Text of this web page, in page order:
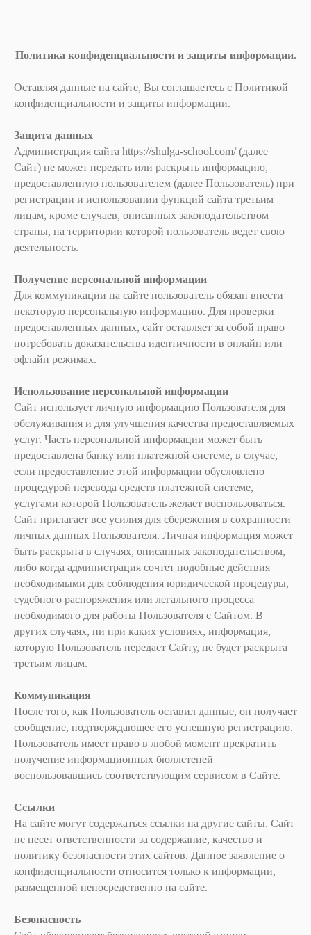
Политика конфиденциальности и защиты информации.
Оставляя данные на сайте, Вы соглашаетесь с Политикой
конфиденциальности и защиты информации.
Защита данных
Администрация сайта https://shulga-school.com/ (далее
Сайт) не может передать или раскрыть информацию,
предоставленную пользователем (далее Пользователь) при
регистрации и использовании функций сайта третьим
лицам, кроме случаев, описанных законодательством
страны, на территории которой пользователь ведет свою
деятельность.
Получение персональной информации
Для коммуникации на сайте пользователь обязан внести
некоторую персональную информацию. Для проверки
предоставленных данных, сайт оставляет за собой право
потребовать доказательства идентичности в онлайн или
офлайн режимах.
Использование персональной информации
Сайт использует личную информацию Пользователя для
обслуживания и для улучшения качества предоставляемых
услуг. Часть персональной информации может быть
предоставлена банку или платежной системе, в случае,
если предоставление этой информации обусловлено
процедурой перевода средств платежной системе,
услугами которой Пользователь желает воспользоваться.
Сайт прилагает все усилия для сбережения в сохранности
личных данных Пользователя. Личная информация может
быть раскрыта в случаях, описанных законодательством,
либо когда администрация сочтет подобные действия
необходимыми для соблюдения юридической процедуры,
судебного распоряжения или легального процесса
необходимого для работы Пользователя с Сайтом. В
других случаях, ни при каких условиях, информация,
которую Пользователь передает Сайту, не будет раскрыта
третьим лицам.
Коммуникация
После того, как Пользователь оставил данные, он получает
сообщение, подтверждающее его успешную регистрацию.
Пользователь имеет право в любой момент прекратить
получение информационных бюллетеней
воспользовавшись соответствующим сервисом в Сайте.
Ссылки
На сайте могут содержаться ссылки на другие сайты. Сайт
не несет ответственности за содержание, качество и
политику безопасности этих сайтов. Данное заявление о
конфиденциальности относится только к информации,
размещенной непосредственно на сайте.
Безопасность